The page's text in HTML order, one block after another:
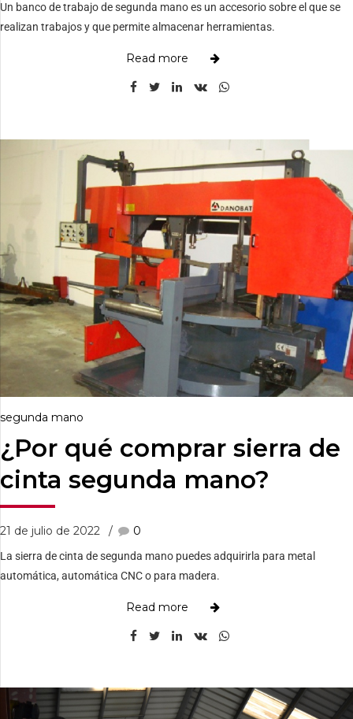
Un banco de trabajo de segunda mano es un accesorio sobre el que se
realizan trabajos y que permite almacenar herramientas.
Read more
segunda mano
¿Por qué comprar sierra de
cinta segunda mano?
21 de julio de 2022 0
La sierra de cinta de segunda mano puedes adquirirla para metal
automática, automática CNC o para madera.
Read more